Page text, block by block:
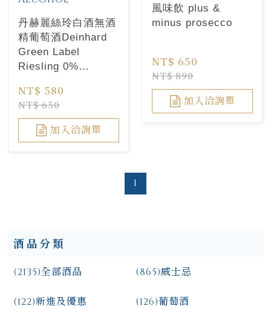
丹赫麗絲玲白酒無酒
精葡萄酒Deinhard
Green Label
Riesling 0%
NT$ 580
NT$ 650
加入洽詢單
風味飲 plus &
minus prosecco
NT$ 650
NT$ 890
加入洽詢單
1
酒品分類
全部酒品
(2135) 威士忌
(865)
新進及優惠
(122) 葡萄酒
(126)